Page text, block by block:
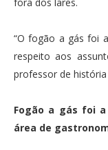
“O fogão a gás foi
respeito aos
professor de
Fogão a gás foi
área de